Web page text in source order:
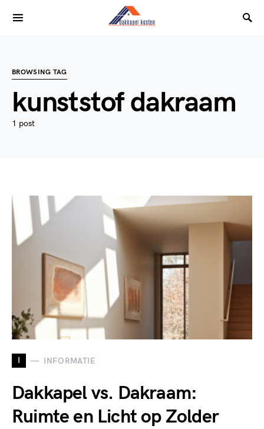
BROWSING TAG
kunststof dakraam
1 post
I INFORMATIE
Dakkapel vs. Dakraam:
Ruimte en Licht op Zolder